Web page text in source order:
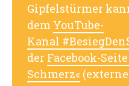
Gipfelstürmer
dem YouTube-
Kanal
der Facebook-
Schmerz«